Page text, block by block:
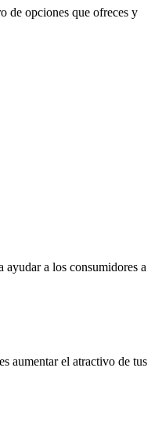
de opciones que ofreces y
a los consumidores a
aumentar el atractivo de tus